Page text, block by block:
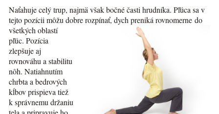
Naťahuje celý trup, najmä však bočné časti hrudníka. Pľúca sa v
tejto pozícii môžu dobre rozpínať, dych prenikárovnomerne do
všetkých oblastí
pľúc. Pozícia
zlepšuje aj
rovnováhu a stabilitu
nôh. Natiahnutím
chrbta a bedrových
kĺbov prispieva tiež
k správnemu držaniu